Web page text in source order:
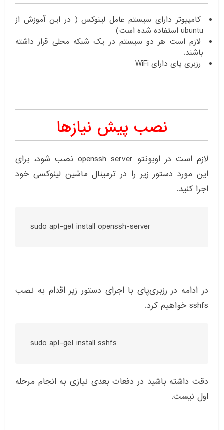
کامپیوتر دارای سیستم عامل لینوکس ( در این آموزش از
ubuntu استفاده شده است)
لازم است هر دو سیستم در یک شبکه محلی قرار داشته
باشند.
رزبری پای دارای WiFi
نصب پیش نیازها
لازم است در اوبونتو openssh server نصب شود، برای
این مورد دستور زیر را در ترمینال ماشین لینوکسی خود
اجرا کنید.
sudo apt-get install openssh-server
در ادامه در رزبری‌پای با اجرای دستور زیر اقدام به نصب
sshfs خواهیم کرد.
sudo apt-get install sshfs
دقت داشته باشید در دفعات بعدی نیازی به انجام مرحله
اول نیست.